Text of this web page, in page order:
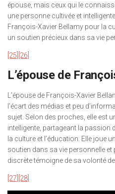
épouse, mais ceux qui le
une personne cultivée et
François-Xavier Bellamy pour la
un soutien précieux dans sa vie
[25] [26]
L’épouse de
L’épouse de François-Xavier
l’écart des médias et peu
sujet. Selon des proches, elle est
intelligente, partageant la passion
la culture et l’éducation. Elle joue
soutien dans sa vie personnelle
discrète témoigne de sa volonté
[27] [28]